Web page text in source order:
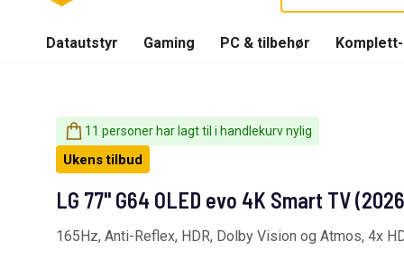
Datautstyr Gaming PC & tilbehør
11 personer har lagt til i handlekurv nylig
Ukens tilbud
LG 77" G64 OLED evo 4K Smart TV
165Hz, Anti-Reflex, HDR, Dolby Vision og Atmos, 4x